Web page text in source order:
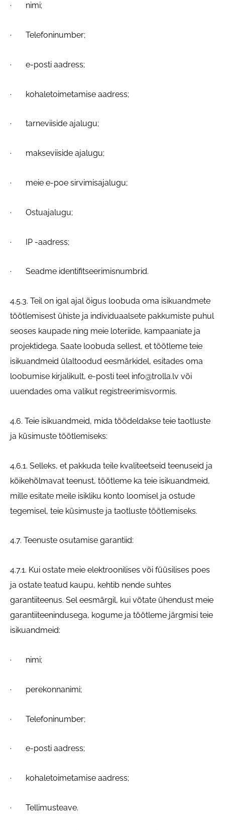
· nimi;
· Telefoninumber;
· e-posti aadress;
· kohaletoimetamise aadress;
· tarneviiside ajalugu;
· makseviiside ajalugu;
· meie e-poe sirvimisajalugu;
· Ostuajalugu;
· IP -aadress;
· Seadme identifitseerimisnumbrid.
4.5.3. Teil on igal ajal õigus loobuda oma isikuandmete
töötlemisest ühiste ja individuaalsete pakkumiste puhul
seoses kaupade ning meie loteriide, kampaaniate ja
projektidega. Saate loobuda sellest, et töötleme teie
isikuandmeid ülaltoodud eesmärkidel, esitades oma
loobumise kirjalikult, e-posti teel info@trolla.lv või
uuendades oma valikut registreerimisvormis.
4.6. Teie isikuandmeid, mida töödeldakse teie taotluste
ja küsimuste töötlemiseks:
4.6.1. Selleks, et pakkuda teile kvaliteetseid teenuseid ja
kõikehõlmavat teenust, töötleme ka teie isikuandmeid,
mille esitate meile isikliku konto loomisel ja ostude
tegemisel, teie küsimuste ja taotluste töötlemiseks.
4.7. Teenuste osutamise garantiid:
4.7.1. Kui ostate meie elektroonilises või füüsilises poes
ja ostate teatud kaupu, kehtib nende suhtes
garantiiteenus. Sel eesmärgil, kui võtate ühendust meie
garantiiteenindusega, kogume ja töötleme järgmisi teie
isikuandmeid:
· nimi;
· perekonnanimi;
· Telefoninumber;
· e-posti aadress;
· kohaletoimetamise aadress;
· Tellimusteave.